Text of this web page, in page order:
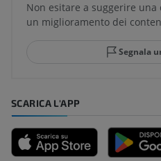
Non esitare a suggerire
un miglioramento dei
Segnala
SCARICA L'APP